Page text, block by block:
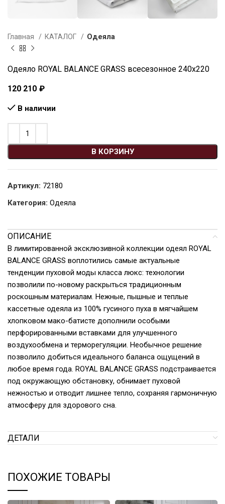
Главная КАТАЛОГ Одеяла
Одеяло ROYAL BALANCE GRASS всесезонное 240х220
120 210 ₽
В наличии
В КОРЗИНУ
Артикул: 72180
Категория: Одеяла
ОПИСАНИЕ
В лимитированной эксклюзивной коллекции одеял ROYAL
BALANCE GRASS воплотились самые актуальные
тенденции пуховой моды класса люкс: технологии
позволили по-новому раскрыться традиционным
роскошным материалам. Нежные, пышные и теплые
кассетные одеяла из 100% гусиного пуха в мягчайшем
хлопковом мако-батисте дополнили особыми
перфорированными вставками для улучшенного
воздухообмена и терморегуляции. Необычное решение
позволило добиться идеального баланса ощущений в
любое время года. ROYAL BALANCE GRASS подстраивается
под окружающую обстановку, обнимает пуховой
нежностью и отводит лишнее тепло, сохраняя гармоничную
атмосферу для здорового сна.
ДЕТАЛИ
ПОХОЖИЕ ТОВАРЫ